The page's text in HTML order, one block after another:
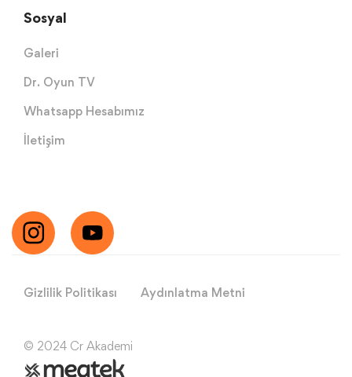
Sosyal
Galeri
Dr. Oyun TV
Whatsapp Hesabımız
İletişim
Gizlilik Politikası Aydınlatma Metni
© 2024 Cr Akademi